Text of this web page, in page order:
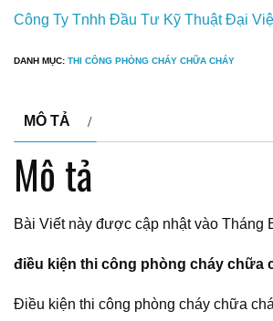
Công Ty Tnhh Đầu Tư Kỹ Thuật Đại
DANH MỤC: THI CÔNG PHÒNG CHÁY CHỮA CHÁY
MÔ TẢ
Mô tả
Bài Viết này được cập nhật vào Tháng
điều kiện thi công phòng cháy chữa
Điều kiện thi công phòng cháy chữa